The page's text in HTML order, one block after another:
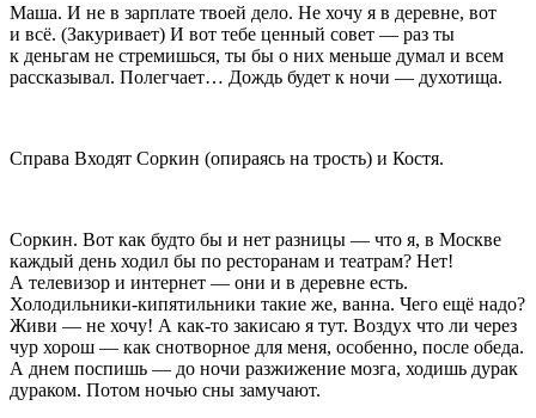
Маша. И не в зарплате твоей дело. Не хочу я в деревне, вот
и всё. (Закуривает) И вот тебе ценный совет — раз ты
к деньгам не стремишься, ты бы о них меньше думал и всем
рассказывал. Полегчает… Дождь будет к ночи — духотища.
Справа Входят Соркин (опираясь на трость) и Костя.
Соркин. Вот как будто бы и нет разницы — что я, в Москве
каждый день ходил бы по ресторанам и театрам? Нет!
А телевизор и интернет — они и в деревне есть.
Холодильники-кипятильники такие же, ванна. Чего ещё надо?
Живи — не хочу! А как-то закисаю я тут. Воздух что ли через
чур хорош — как снотворное для меня, особенно, после обеда.
А днем поспишь — до ночи разжижение мозга, ходишь дурак
дураком. Потом ночью сны замучают.